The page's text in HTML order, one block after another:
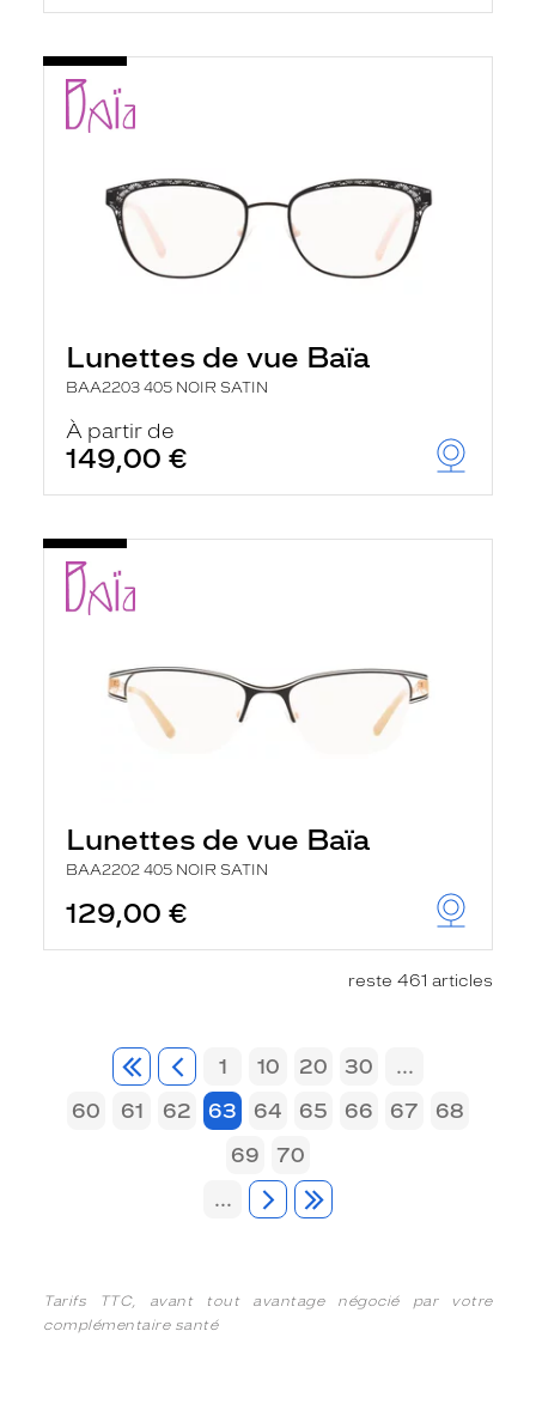
Lunettes de vue Baïa
BAA2203 405 NOIR SATIN
À partir de
149,00 €
Lunettes de vue Baïa
BAA2202 405 NOIR SATIN
129,00 €
reste 461 articles
1 10 20 30
...
60
61 62 63 64 65 66 67
68
69
70
...
Tarifs TTC, avant tout avantage négocié par votre
complémentaire santé